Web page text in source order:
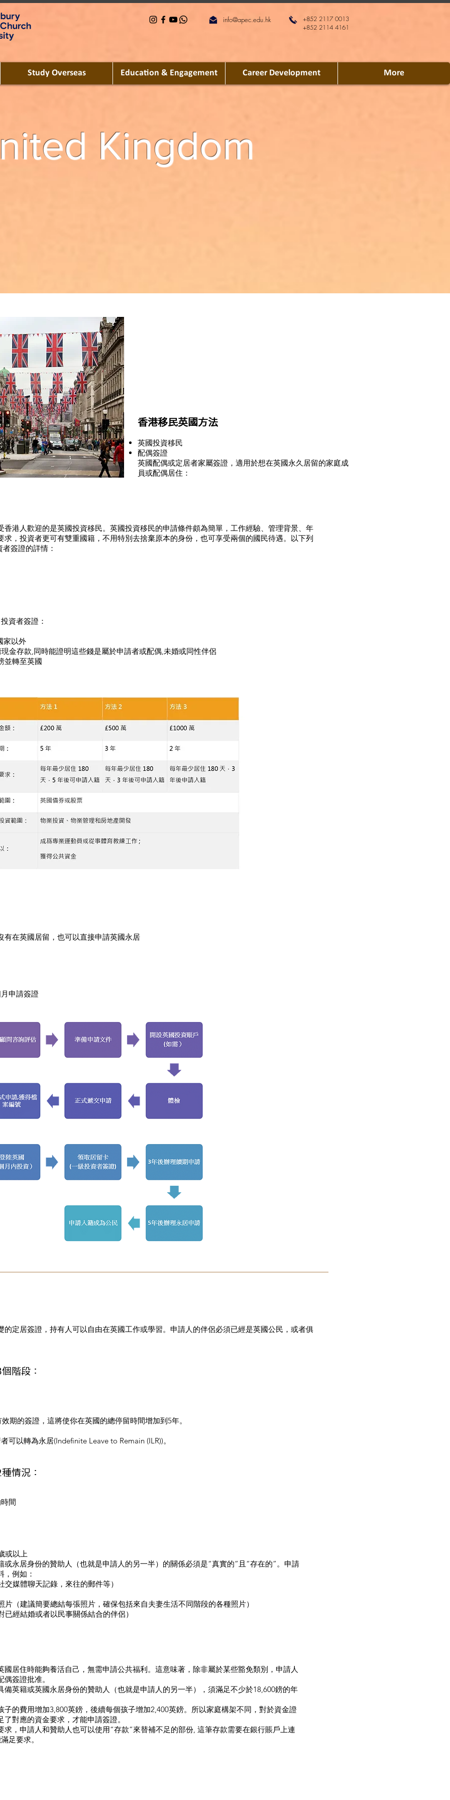
info@apec.edu.hk
+852 2117 0013
+852 2114 4161
Study Overseas Education & Engagement Career Development More
Kingdom
香港移民英國方法
英國投資移民
配偶簽證
英國配偶或定居者家屬簽證，適用於想在英國永久居留的家庭成
員或配偶居住：
香港人歡迎的是英國投資移民。英國投資移民的申請條件頗為簡單，工作經驗、管理背景、年
求，投資者更可有雙重國籍，不用特別去捨棄原本的身份，也可享受兩個的國民待遇。以下列
簽證的詳情：
資者簽證：
家以外
金存款,同時能證明這些錢是屬於申請者或配偶,未婚或同性伴侶
並轉至英國
有在英國居留，也可以直接申請英國永居
申請簽證
的定居簽證，持有人可以自由在英國工作或學習。申請人的伴侶必須已經是英國公民，或者俱
階段：
期的簽證，這將使你在英國的總停留時間增加到5年。
可以轉為永居(Indefinite Leave to Remain (ILR))。
情況：
間
或以上
或永居身份的贊助人（也就是申請人的另一半）的關係必須是“真實的”且“存在的”。申請
例如：
媒體聊天記錄，來往的郵件等）
（建議簡要總結每張照片，確保包括來自夫妻生活不同階段的各種照片）
經結婚或者以民事關係結合的伴侶）
國居住時能夠養活自己，無需申請公共福利。這意味著，除非屬於某些豁免類別，申請人
簽證批准。
備英籍或英國永居身份的贊助人（也就是申請人的另一半），須滿足不少於18,600鎊的年
的費用增加3,800英鎊，後續每個孩子增加2,400英鎊。所以家庭構架不同，對於資金證
對應的資金要求，才能申請簽證。
求，申請人和贊助人也可以使用“存款”來替補不足的部份, 這筆存款需要在銀行賬戶上連
足要求。